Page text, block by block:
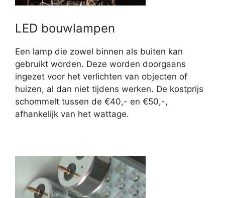
LED bouwlampen
Een lamp die zowel binnen als buiten kan
gebruikt worden. Deze worden doorgaans
ingezet voor het verlichten van objecten of
huizen, al dan niet tijdens werken. De kostprijs
schommelt tussen de €40,- en €50,-,
afhankelijk van het wattage.